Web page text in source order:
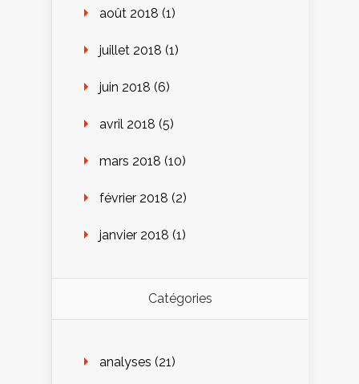
août 2018 (1)
juillet 2018 (1)
juin 2018 (6)
avril 2018 (5)
mars 2018 (10)
février 2018 (2)
janvier 2018 (1)
Catégories
analyses (21)